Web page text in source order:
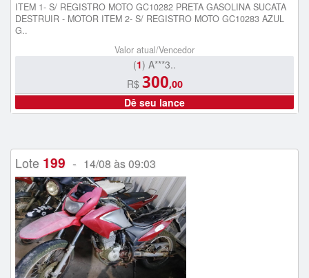
ITEM 1- S/ REGISTRO MOTO GC10282 PRETA GASOLINA SUCATA
DESTRUIR - MOTOR ITEM 2- S/ REGISTRO MOTO GC10283 AZUL
G..
Valor atual/Vencedor
(1) A***3..
R$ 300,00
Dê seu lance
Lote 199 - 14/08 às 09:03